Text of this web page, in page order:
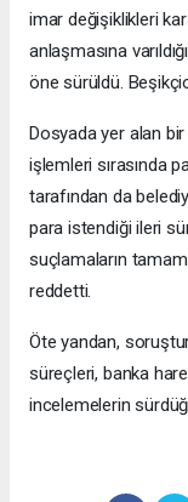
imar değişiklikleri
anlaşmasına
öne sürüldü.
Dosyada yer alan
işlemleri sırasında
tarafından da
para istendiği ileri
suçlamaların
reddetti.
Öte yandan,
süreçleri, banka
incelemelerin